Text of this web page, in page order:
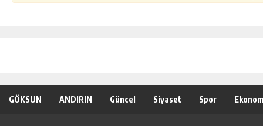
GÖKSUN ANDIRIN Güncel Siyaset Spor